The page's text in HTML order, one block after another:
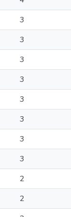
3
3
3
3
3
3
3
3
2
2